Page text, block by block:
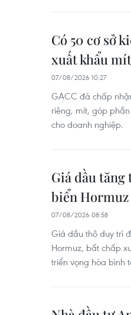
Có 50 cơ sở
xuất khẩu
07/08/2026 10:27
GACC đã chấp
riêng, mít, góp
cho doanh nghiệp.
Giá dầu tăng
biển Hormuz
07/08/2026 08:58
Giá dầu thô duy trì
Hormuz, bất chấp
triển vọng hòa bình